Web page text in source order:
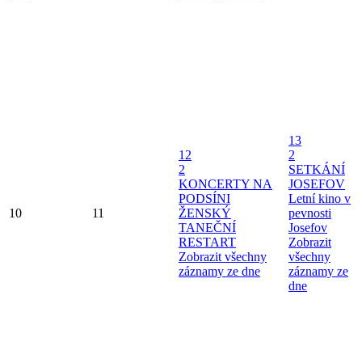
10 11
12
2
KONCERTY NA
PODSÍNI
ŽENSKÝ
TANEČNÍ
RESTART
Zobrazit všechny
záznamy ze dne
13
2
SETKÁNÍ
JOSEFOV
Letní kino v
pevnosti
Josefov
Zobrazit
všechny
záznamy ze
dne